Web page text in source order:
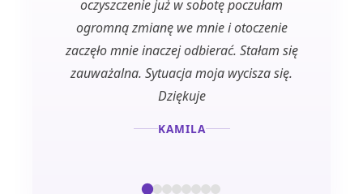
oczyszczenie już w sobotę poczułam
ogromną zmianę we mnie i otoczenie
zaczęło mnie inaczej odbierać. Stałam się
zauważalna. Sytuacja moja wycisza się.
Dziękuje
KAMILA